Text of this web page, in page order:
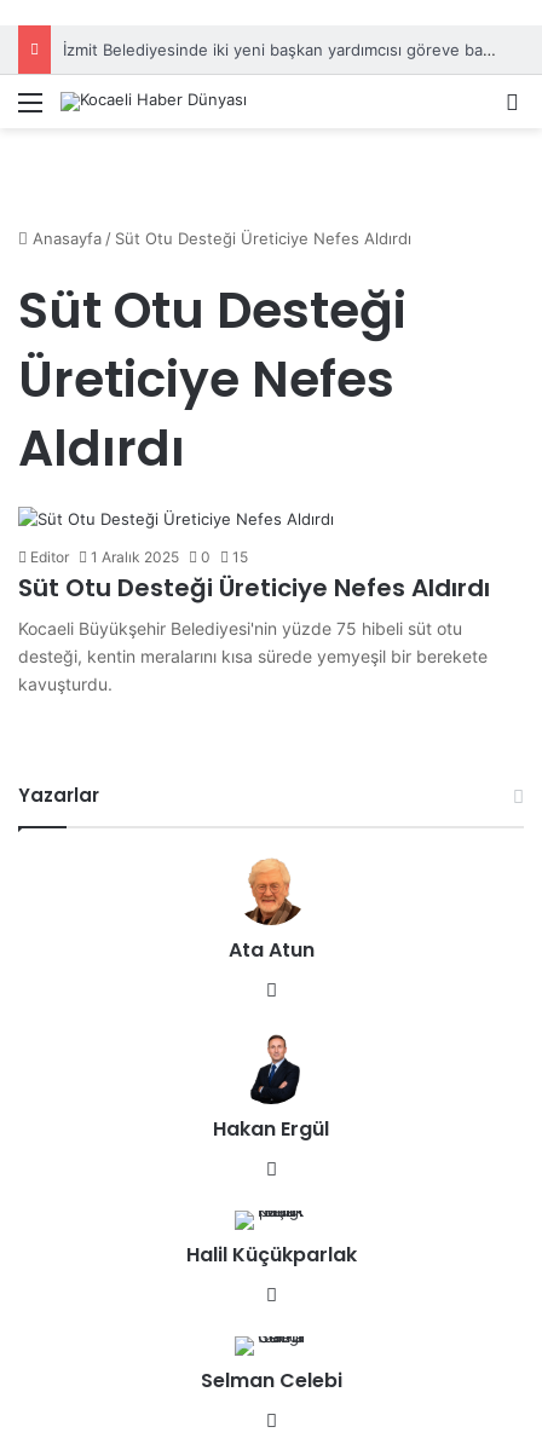
İzmit Belediyesinde iki yeni başkan yardımcısı göreve başladı
Menü
Anasayfa / Süt Otu Desteği Üreticiye Nefes Aldırdı
Süt Otu Desteği
Üreticiye Nefes
Aldırdı
Editor 1 Aralık 2025 0 15
Süt Otu Desteği Üreticiye Nefes Aldırdı
Kocaeli Büyükşehir Belediyesi'nin yüzde 75 hibeli süt otu
desteği, kentin meralarını kısa sürede yemyeşil bir berekete
kavuşturdu.
Yazarlar
Ata Atun
esi
Hakan Ergül
sit
esi
Halil Küçükparlak
sit
esi
Selman Celebi